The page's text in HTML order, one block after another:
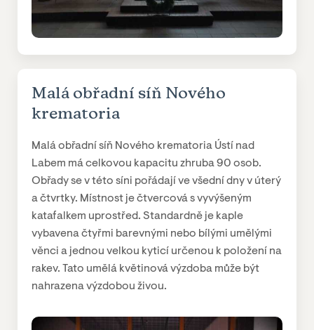
Malá obřadní síň Nového
krematoria
Malá obřadní síň Nového krematoria Ústí nad
Labem má celkovou kapacitu zhruba 90 osob.
Obřady se v této síni pořádají ve všední dny v úterý
a čtvrtky. Místnost je čtvercová s vyvýšeným
katafalkem uprostřed. Standardně je kaple
vybavena čtyřmi barevnými nebo bílými umělými
věnci a jednou velkou kyticí určenou k položení na
rakev. Tato umělá květinová výzdoba může být
nahrazena výzdobou živou.